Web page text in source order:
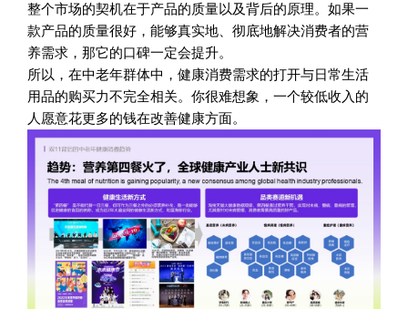
整个市场的契机在于产品的质量以及背后的原理。如果一
款产品的质量很好，能够真实地、彻底地解决消费者的营
养需求，那它的口碑一定会提升。
所以，在中老年群体中，健康消费需求的打开与日常生活
用品的购买力不完全相关。你很难想象，一个较低收入的
人愿意花更多的钱在改善健康方面。